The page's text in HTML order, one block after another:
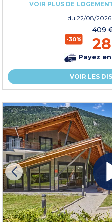
VOIR PLUS DE
du 22/08/2026
-30%
409
Payez en
VOIR LES